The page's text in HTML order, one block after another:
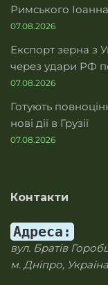
Римського
07.08.2026
Експорт зерна з
через удари РФ
07.08.2026
Готують
нові дії в Грузії
07.08.2026
Контакти
Адреса:
вул. Братів
м. Дніпро,